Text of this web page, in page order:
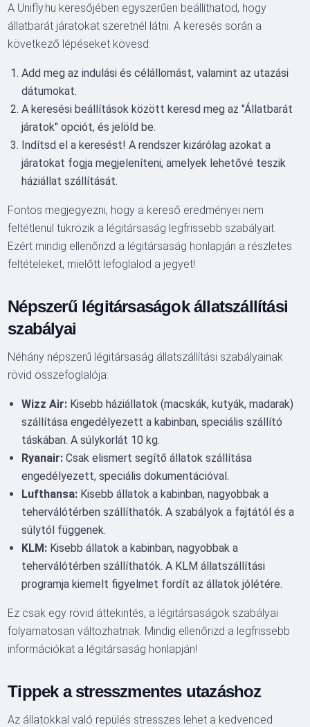
A Unifly.hu keresőjében egyszerűen beállíthatod, hogy
állatbarát járatokat szeretnél látni. A keresés során a
következő lépéseket kövesd:
Add meg az indulási és célállomást, valamint az utazási
dátumokat.
A keresési beállítások között keresd meg az "Állatbarát
járatok" opciót, és jelöld be.
Indítsd el a keresést! A rendszer kizárólag azokat a
járatokat fogja megjeleníteni, amelyek lehetővé teszik
háziállat szállítását.
Fontos megjegyezni, hogy a kereső eredményei nem
feltétlenül tükrözik a légitársaság legfrissebb szabályait.
Ezért mindig ellenőrizd a légitársaság honlapján a részletes
feltételeket, mielőtt lefoglalod a jegyet!
Népszerű légitársaságok állatszállítási
szabályai
Néhány népszerű légitársaság állatszállítási szabályainak
rövid összefoglalója:
Wizz Air: Kisebb háziállatok (macskák, kutyák, madarak)
szállítása engedélyezett a kabinban, speciális szállító
táskában. A súlykorlát 10 kg.
Ryanair: Csak elismert segítő állatok szállítása
engedélyezett, speciális dokumentációval.
Lufthansa: Kisebb állatok a kabinban, nagyobbak a
teherválótérben szállíthatók. A szabályok a fajtától és a
súlytól függenek.
KLM: Kisebb állatok a kabinban, nagyobbak a
teherválótérben szállíthatók. A KLM állatszállítási
programja kiemelt figyelmet fordít az állatok jólétére.
Ez csak egy rövid áttekintés, a légitársaságok szabályai
folyamatosan változhatnak. Mindig ellenőrizd a legfrissebb
információkat a légitársaság honlapján!
Tippek a stresszmentes utazáshoz
Az állatokkal való repülés stresszes lehet a kedvenced